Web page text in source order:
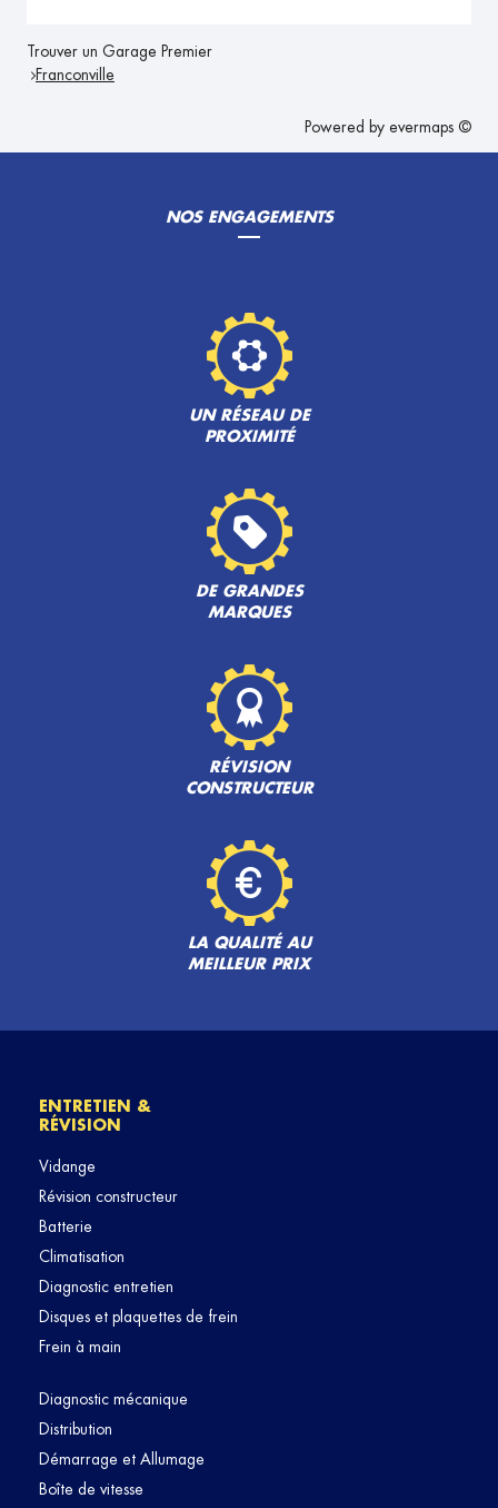
Trouver un Garage Premier
Franconville
Powered by evermaps ©
NOS ENGAGEMENTS
UN RÉSEAU DE
PROXIMITÉ
DE GRANDES
MARQUES
RÉVISION
CONSTRUCTEUR
LA QUALITÉ AU
MEILLEUR PRIX
ENTRETIEN &
RÉVISION
Vidange
Révision constructeur
Batterie
Climatisation
Diagnostic entretien
Disques et plaquettes de frein
Frein à main
Diagnostic mécanique
Distribution
Démarrage et Allumage
Boîte de vitesse